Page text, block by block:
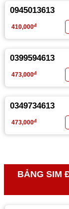
0945013613
410,000đ
0399594613
473,000đ
0349734613
473,000đ
BẢNG SIM